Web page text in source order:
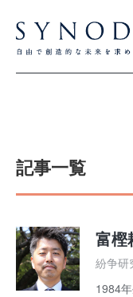
記事一覧
富樫
紛争研
1984